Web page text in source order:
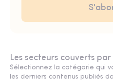
Les secteurs couverts
Sélectionnez la catégorie qui
les derniers contenus publiés